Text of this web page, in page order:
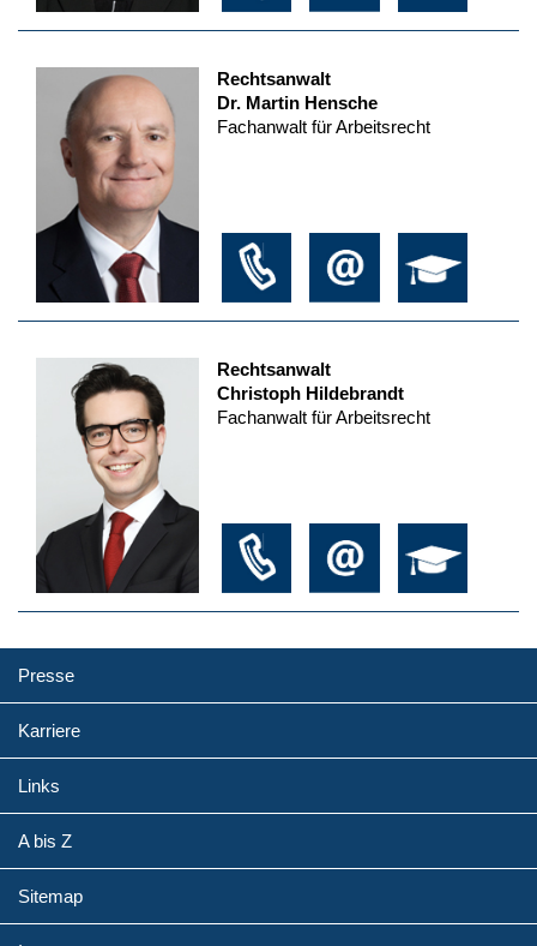
Rechtsanwalt
Dr. Martin Hensche
Fachanwalt für Arbeitsrecht
Rechtsanwalt
Christoph Hildebrandt
Fachanwalt für Arbeitsrecht
Presse
Karriere
Links
A bis Z
Sitemap